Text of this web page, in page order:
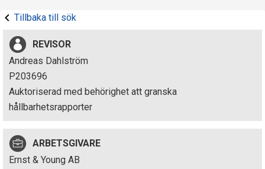
r
s
i
n
s
p
e
Tillbaka till sök
REVISOR
Andreas Dahlström
P203696
Auktoriserad med behörighet att granska
hållbarhetsrapporter
ARBETSGIVARE
Ernst & Young AB